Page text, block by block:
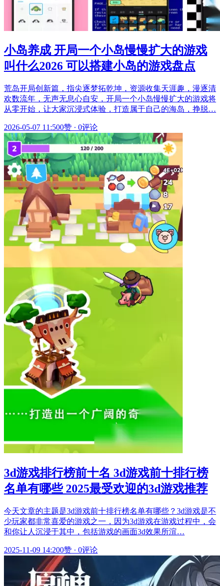
小岛养成 开局一个小岛慢慢扩大的游戏
叫什么2026 可以搭建小岛的游戏盘点
荒岛开局创新篇，指尖逐梦拓乾坤，资源收集天涯趣，漫逐清
欢数流年，无声无息心自安，开局一个小岛慢慢扩大的游戏将
从零开始，让大家沉浸式体验，打造属于自己的海岛，挣脱…
2026-05-07 11:500赞 · 0评论
3d游戏排行榜前十名 3d游戏前十排行榜
名单有哪些 2025最受欢迎的3d游戏推荐
今天文章的主题是3d游戏前十排行榜名单有哪些？3d游戏是不
少玩家都非常喜爱的游戏之一，因为3d游戏在游戏过程中，会
和你让人沉浸于其中，包括游戏的画面3d效果所渲…
2025-11-09 14:200赞 · 0评论